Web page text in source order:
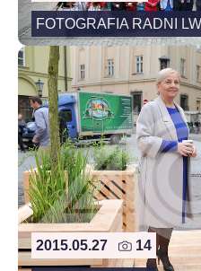
FOTOGRAFIA RADNI LWI
2015.05.27 14